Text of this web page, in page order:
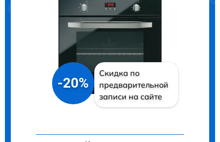
-20%
Скидка по
предварительной
записи на сайте